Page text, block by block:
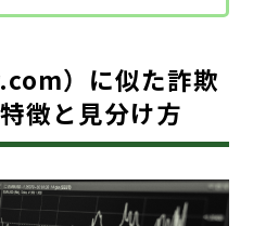
）に似た詐欺
徴と見分け方